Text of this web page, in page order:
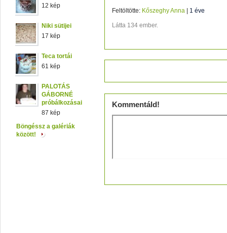
12 kép
Niki sütijei
17 kép
Teca tortái
61 kép
PALOTÁS
GÁBORNÉ
próbálkozásai
87 kép
Böngéssz a galériák
között!
Feltöltötte: Kőszeghy Anna 1 éve
Látta 134 ember.
Kommentáld!